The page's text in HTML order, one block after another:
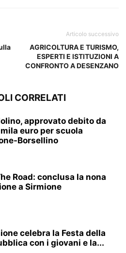
Articolo successivo
AGRICOLTURA E TURISMO,
ESPERTI E ISTITUZIONI A
CONFRONTO A DESENZANO
CORRELATI
approvato debito da
euro per scuola
Borsellino
Road: conclusa la nona
a Sirmione
celebra la Festa della
con i giovani e la...